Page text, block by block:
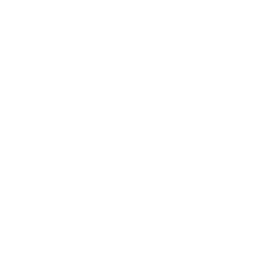
dviračiai yra kompaktiški, lengvi ir itin manevringi, todėl jie yra